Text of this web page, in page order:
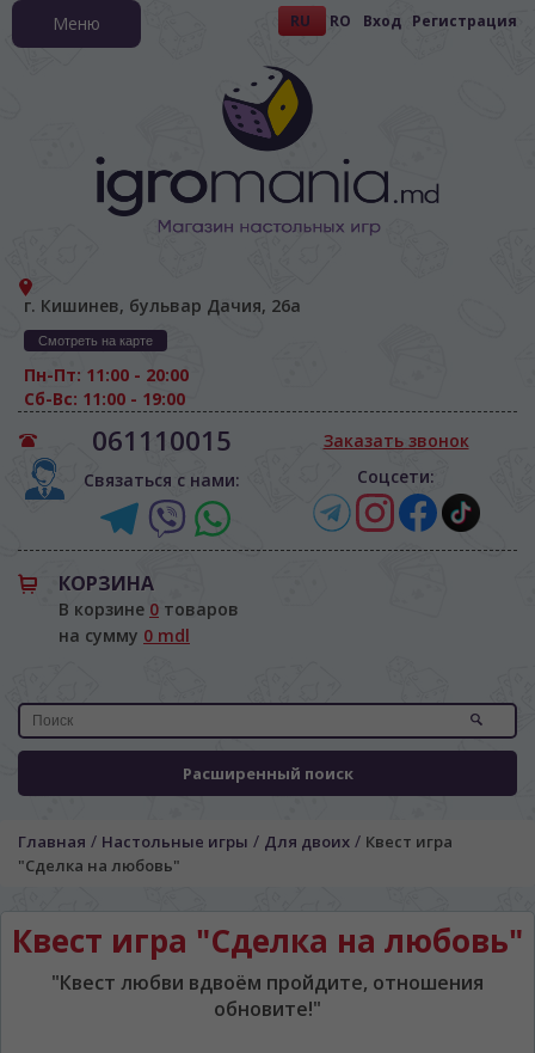
RU RO Вход Регистрация
г. Кишинев, бульвар Дачия, 26а
Смотреть на карте
Пн-Пт: 11:00 - 20:00
Сб-Вс: 11:00 - 19:00
061110015
Связаться с нами:
Заказать звонок
Соцсети:
КОРЗИНА
В корзине 0 товаров
на сумму 0 mdl
Расширенный поиск
Меню
Главная / Настольные игры / Для двоих / Квест игра
"Сделка на любовь"
Квест игра "Сделка на любовь"
"Квест любви вдвоём пройдите, отношения
обновите!"